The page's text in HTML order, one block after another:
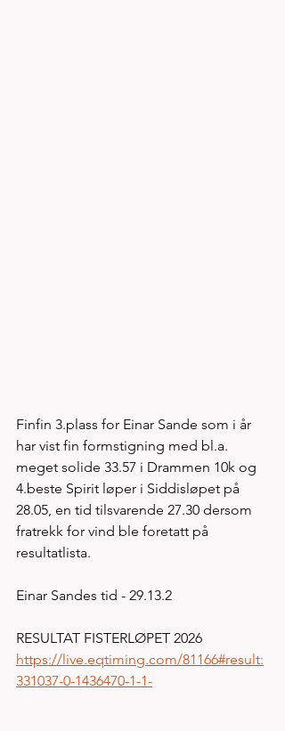
Finfin 3.plass for Einar Sande som i år
har vist fin formstigning med bl.a.
meget solide 33.57 i Drammen 10k og
4.beste Spirit løper i Siddisløpet på
28.05, en tid tilsvarende 27.30 dersom
fratrekk for vind ble foretatt på
resultatlista.
Einar Sandes tid - 29.13.2
RESULTAT FISTERLØPET 2026
https://live.eqtiming.com/81166#result:
331037-0-1436470-1-1-